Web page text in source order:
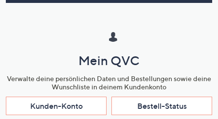
Mein QVC
Verwalte deine persönlichen Daten und Bestellungen sowie deine
Wunschliste in deinem Kundenkonto
Kunden-Konto Bestell-Status